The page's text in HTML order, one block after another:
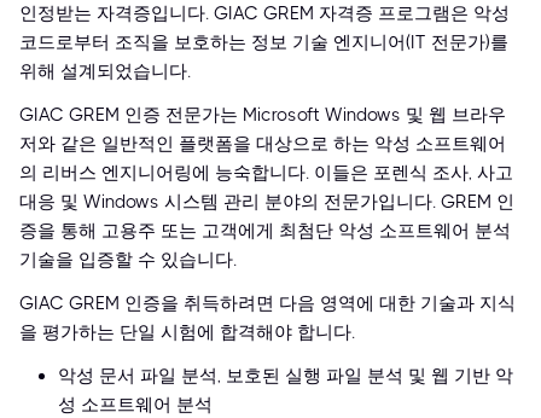
인정받는 자격증입니다. GIAC GREM 자격증 프로그램은 악성
코드로부터 조직을 보호하는 정보 기술 엔지니어(IT 전문가)를
위해 설계되었습니다.
GIAC GREM 인증 전문가는 Microsoft Windows 및 웹 브라우
저와 같은 일반적인 플랫폼을 대상으로 하는 악성 소프트웨어
의 리버스 엔지니어링에 능숙합니다. 이들은 포렌식 조사, 사고
대응 및 Windows 시스템 관리 분야의 전문가입니다. GREM 인
증을 통해 고용주 또는 고객에게 최첨단 악성 소프트웨어 분석
기술을 입증할 수 있습니다.
GIAC GREM 인증을 취득하려면 다음 영역에 대한 기술과 지식
을 평가하는 단일 시험에 합격해야 합니다.
악성 문서 파일 분석, 보호된 실행 파일 분석 및 웹 기반 악
성 소프트웨어 분석